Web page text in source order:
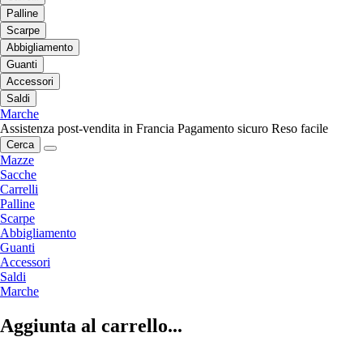
Palline
Scarpe
Abbigliamento
Guanti
Accessori
Saldi
Marche
Assistenza post-vendita in Francia Pagamento sicuro Reso facile
Cerca
Mazze
Sacche
Carrelli
Palline
Scarpe
Abbigliamento
Guanti
Accessori
Saldi
Marche
Aggiunta al carrello...